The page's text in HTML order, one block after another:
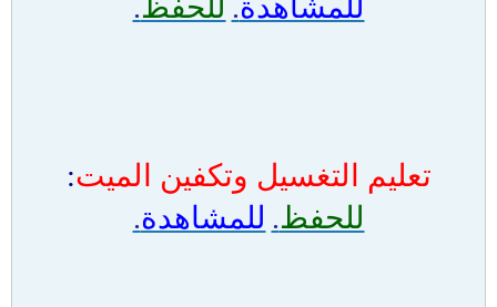
للمشاهدة. للحفظ.
تعليم التغسيل وتكفين الميت:
للحفظ. للمشاهدة.